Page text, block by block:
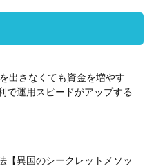
出さなくても資金を増やす
で運用スピードがアップする
【異国のシークレットメソッ